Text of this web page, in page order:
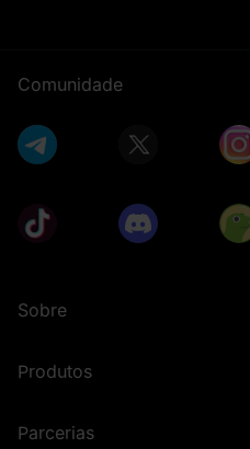
Comunidade
Sobre
Produtos
Parcerias